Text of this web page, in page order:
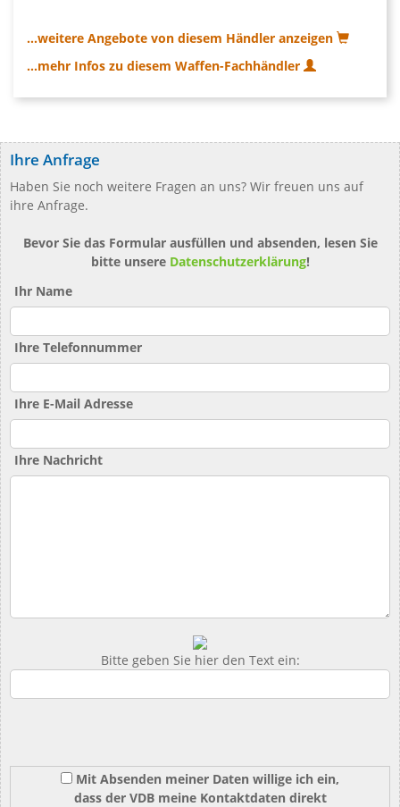
...weitere Angebote von diesem Händler anzeigen
...mehr Infos zu diesem Waffen-Fachhändler
Ihre Anfrage
Haben Sie noch weitere Fragen an uns? Wir freuen uns auf
ihre Anfrage.
Bevor Sie das Formular ausfüllen und absenden, lesen Sie
bitte unsere Datenschutzerklärung!
Ihr Name
Ihre Telefonnummer
Ihre E-Mail Adresse
Ihre Nachricht
Bitte geben Sie hier den Text ein:
Mit Absenden meiner Daten willige ich ein,
dass der VDB meine Kontaktdaten direkt